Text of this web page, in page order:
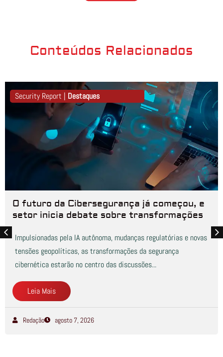
Conteúdos Relacionados
Security Report | Destaques
O futuro da Cibersegurança já começou, e
setor inicia debate sobre transformações
Impulsionadas pela IA autônoma, mudanças regulatórias e novas
tensões geopolíticas, as transformações da segurança
cibernética estarão no centro das discussões...
Leia Mais
Redação agosto 7, 2026